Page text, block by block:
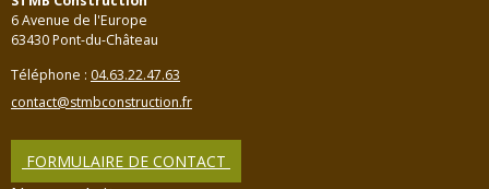
6 Avenue de l'Europe
63430 Pont-du-Château
Téléphone : 04.63.22.47.63
contact@stmbconstruction.fr
FORMULAIRE DE CONTACT